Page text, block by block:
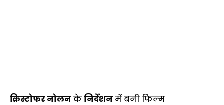
क्रिस्टोफर नोलनकेनिर्देशनमें बनी फिल्म